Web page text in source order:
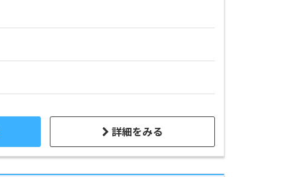
詳細をみる